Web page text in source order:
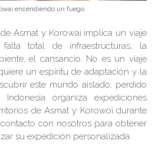
encendiendo un fuego
Asmat y Korowai implica un viaje
total de infraestructuras, la
el cansancio. No es un viaje
un espíritu de adaptación y la
este mundo aislado, perdido
organiza expediciones
de Asmat y Korowoi durante
con nosotros para obtener
su expedición personalizada.